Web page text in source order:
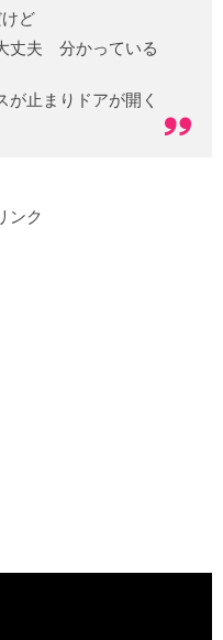
ど
丈夫 分かっている
止まりドアが開く
ンク